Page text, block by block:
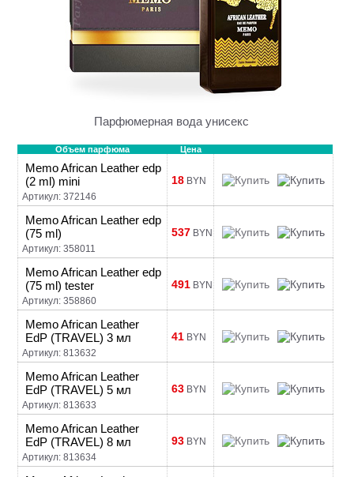
Парфюмерная вода унисекс
Объем парфюма Цена
Memo African Leather edp
(2 ml) mini
Артикул: 372146
18 BYN
Memo African Leather edp
(75 ml)
Артикул: 358011
537 BYN
Memo African Leather edp
(75 ml) tester
Артикул: 358860
491 BYN
Memo African Leather
EdP (TRAVEL) 3 мл
Артикул: 813632
41 BYN
Memo African Leather
EdP (TRAVEL) 5 мл
Артикул: 813633
63 BYN
Memo African Leather
EdP (TRAVEL) 8 мл
Артикул: 813634
93 BYN